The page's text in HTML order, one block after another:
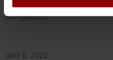
con el objetivo de reducir las
energéticos.
abril 6, 2022